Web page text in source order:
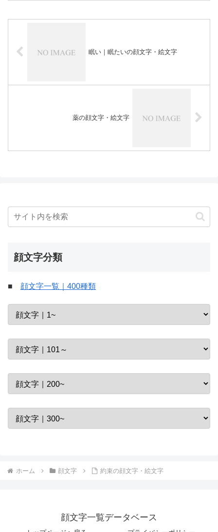
眠い｜眠たいの顔文字・絵文字
薬の顔文字・絵文字
顔文字分類
■ 顔文字一覧｜400種類
ホーム 顔文字 約束の顔文字・絵文字
顔文字一覧データベース